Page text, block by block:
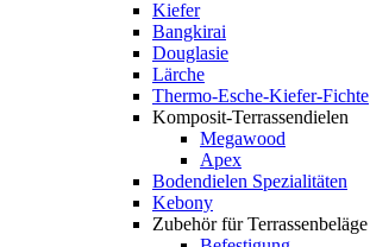
Kiefer
Bangkirai
Douglasie
Lärche
Thermo-Esche-Kiefer-Fichte
Komposit-Terrassendielen
Megawood
Apex
Bodendielen Spezialitäten
Kebony
Zubehör für Terrassenbeläge